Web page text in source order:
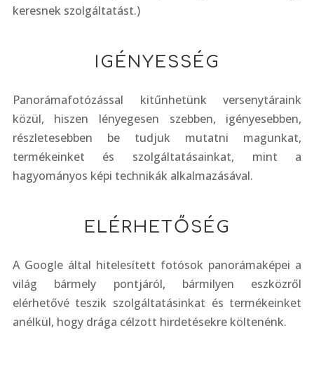
keresnek szolgáltatást.)
IGÉNYESSÉG
Panorámafotózással kitűnhetünk versenytáraink
közül, hiszen lényegesen szebben, igényesebben,
részletesebben be tudjuk mutatni magunkat,
termékeinket és szolgáltatásainkat, mint a
hagyományos képi technikák alkalmazásával.
ELÉRHETŐSÉG
A Google által hitelesített fotósok panorámaképei a
világ bármely pontjáról, bármilyen eszközről
elérhetővé teszik szolgáltatásinkat és termékeinket
anélkül, hogy drága célzott hirdetésekre költenénk.